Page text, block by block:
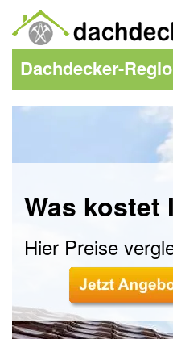
Dachdecker-
Was kostet
Hier Preise